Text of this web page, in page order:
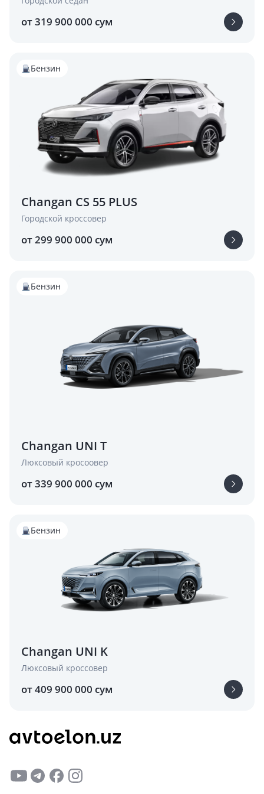
от 319 900 000 сум
Бензин
Changan CS 55 PLUS
Городской кроссовер
от 299 900 000 сум
Бензин
Changan UNI T
Люксовый кросоовер
от 339 900 000 сум
Бензин
Changan UNI K
Люксовый кроссовер
от 409 900 000 сум